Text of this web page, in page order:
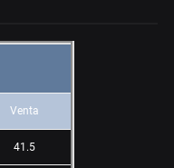
Venta
41.5